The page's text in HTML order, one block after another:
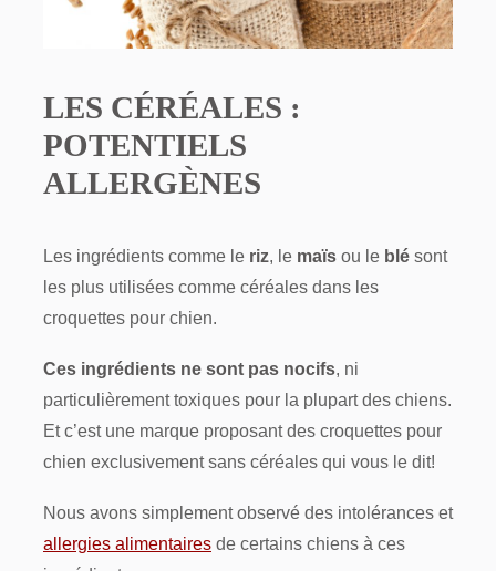
LES CÉRÉALES :
POTENTIELS
ALLERGÈNES
Les ingrédients comme le riz, le maïs ou le blé sont
les plus utilisées comme céréales dans les
croquettes pour chien.
Ces ingrédients ne sont pas nocifs, ni
particulièrement toxiques pour la plupart des chiens.
Et c’est une marque proposant des croquettes pour
chien exclusivement sans céréales qui vous le dit!
Nous avons simplement observé des intolérances et
allergies alimentaires de certains chiens à ces